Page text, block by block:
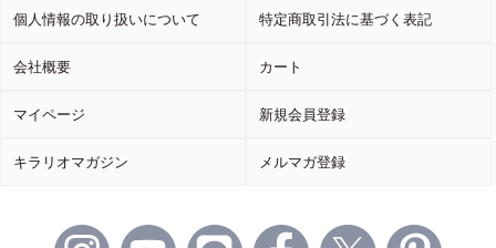
個人情報の取り扱いについて 特定商取引法に基づく表記
会社概要 カート
マイページ 新規会員登録
キラリオマガジン メルマガ登録